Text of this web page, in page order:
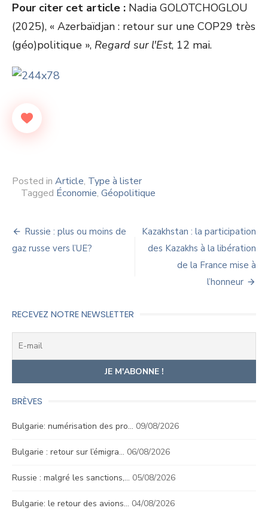
Pour citer cet article : Nadia GOLOTCHOGLOU
(2025), « Azerbaïdjan : retour sur une COP29 très
(géo)politique », Regard sur l'Est, 12 mai.
Posted in Article, Type à lister
Tagged Économie, Géopolitique
Navigation
de
Russie : plus ou moins de
gaz russe vers l’UE?
Kazakhstan : la participation
des Kazakhs à la libération
de la France mise à
l’honneur
RECEVEZ NOTRE NEWSLETTER
BRÈVES
Bulgarie: numérisation des pro… 09/08/2026
Bulgarie : retour sur l’émigra… 06/08/2026
Russie : malgré les sanctions,… 05/08/2026
Bulgarie: le retour des avions… 04/08/2026